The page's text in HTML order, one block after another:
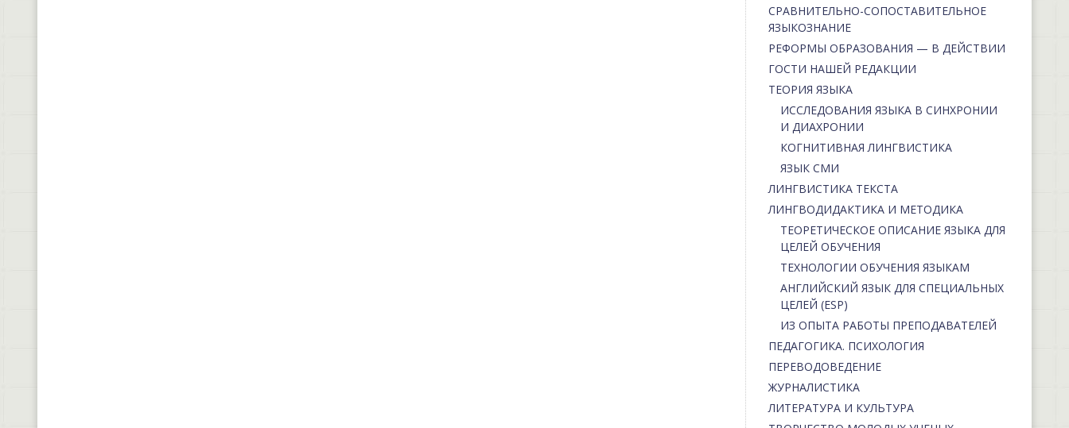
СРАВНИТЕЛЬНО-СОПОСТАВИТЕЛЬНОЕ
ЯЗЫКОЗНАНИЕ
РЕФОРМЫ ОБРАЗОВАНИЯ — В ДЕЙСТВИИ
ГОСТИ НАШЕЙ РЕДАКЦИИ
ТЕОРИЯ ЯЗЫКА
ИССЛЕДОВАНИЯ ЯЗЫКА В СИНХРОНИИ
И ДИАХРОНИИ
КОГНИТИВНАЯ ЛИНГВИСТИКА
ЯЗЫК СМИ
ЛИНГВИСТИКА ТЕКСТА
ЛИНГВОДИДАКТИКА И МЕТОДИКА
ТЕОРЕТИЧЕСКОЕ ОПИСАНИЕ ЯЗЫКА ДЛЯ
ЦЕЛЕЙ ОБУЧЕНИЯ
ТЕХНОЛОГИИ ОБУЧЕНИЯ ЯЗЫКАМ
АНГЛИЙСКИЙ ЯЗЫК ДЛЯ СПЕЦИАЛЬНЫХ
ЦЕЛЕЙ (ESP)
ИЗ ОПЫТА РАБОТЫ ПРЕПОДАВАТЕЛЕЙ
ПЕДАГОГИКА. ПСИХОЛОГИЯ
ПЕРЕВОДОВЕДЕНИЕ
ЖУРНАЛИСТИКА
ЛИТЕРАТУРА И КУЛЬТУРА